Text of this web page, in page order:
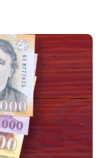
miatt.